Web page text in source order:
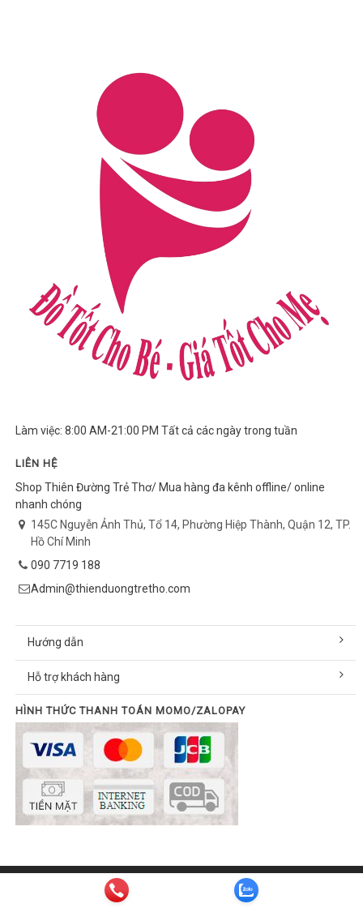
Làm việc: 8:00 AM-21:00 PM Tất cả các ngày trong tuần
LIÊN HỆ
Shop Thiên Đường Trẻ Thơ/ Mua hàng đa kênh offline/ online
nhanh chóng
145C Nguyễn Ảnh Thủ, Tổ 14, Phường Hiệp Thành, Quận 12, TP.
Hồ Chí Minh
090 7719 188
Admin@thienduongtretho.com
Hướng dẫn
Hỗ trợ khách hàng
HÌNH THỨC THANH TOÁN MOMO/ZALOPAY
© Bản quyền thuộc về thienduongtretho.com | Cung cấp bởi
info@thienduongtretho.com | Hotline:090 7719 188